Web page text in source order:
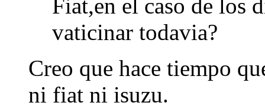
Fiat,en el caso de los
vaticinar todavia?
Creo que hace tiempo
ni fiat ni isuzu.